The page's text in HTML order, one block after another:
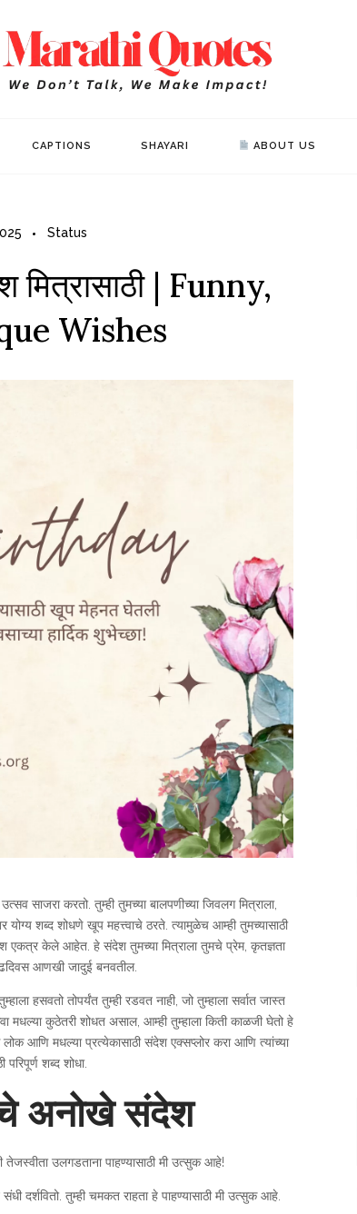
CAPTIONS SHAYARI ABOUT US
Status
मित्रासाठी | Funny,
Wishes
साजरा करतो. तुम्ही तुमच्या बालपणीच्या जिवलग मित्राला,
योग्य शब्द शोधणे खूप महत्त्वाचे ठरते. त्यामुळेच आम्ही तुमच्यासाठी
एकत्र केले आहेत. हे संदेश तुमच्या मित्राला तुमचे प्रेम, कृतज्ञता
आणखी जादुई बनवतील.
हसवतो तोपर्यंत तुम्ही रडवत नाही, जो तुम्हाला सर्वात जास्त
मधल्या कुठेतरी शोधत असाल, आम्ही तुम्हाला किती काळजी घेतो हे
लोक आणि मधल्या प्रत्येकासाठी संदेश एक्सप्लोर करा आणि त्यांच्या
परिपूर्ण शब्द शोधा.
अनोखे संदेश
उलगडताना पाहण्यासाठी मी उत्सुक आहे!
दर्शवितो. तुम्ही चमकत राहता हे पाहण्यासाठी मी उत्सुक आहे.